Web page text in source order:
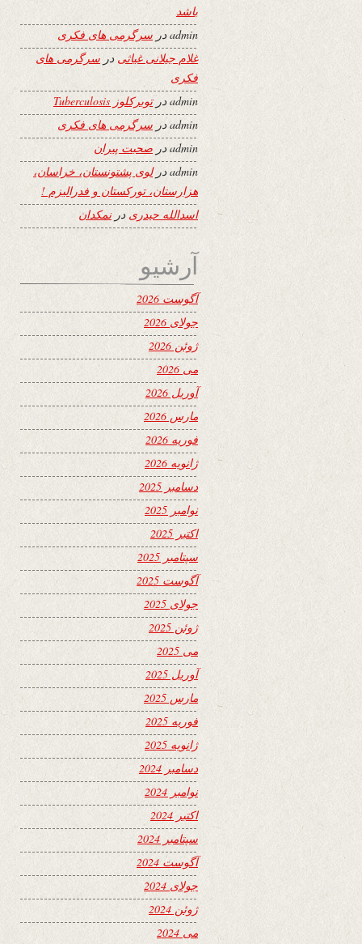
باشد
admin در سرگرمی های فکری
غلام جیلانی غیاثی در سرگرمی های
فکری
adminدرتوبرکلوز Tuberculosis
adminدر سرگرمی های فکری
admin در صحبت پیران
adminدرلوی پشتونستان، خراسان،
هزارستان، تورکستان و فدرالیزم !
اسدالله حیدری درنمکدان
آرشیو
آگوست 2026
جولای 2026
ژوئن 2026
می 2026
آوریل 2026
مارس 2026
فوریه 2026
ژانویه 2026
دسامبر 2025
نوامبر 2025
اکتبر 2025
سپتامبر 2025
آگوست 2025
جولای 2025
ژوئن 2025
می 2025
آوریل 2025
مارس 2025
فوریه 2025
ژانویه 2025
دسامبر 2024
نوامبر 2024
اکتبر 2024
سپتامبر 2024
آگوست 2024
جولای 2024
ژوئن 2024
می 2024